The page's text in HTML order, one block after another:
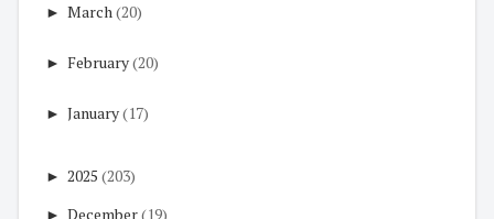
► March(20)
► February(20)
► January(17)
► 2025 (203)
► December(19)